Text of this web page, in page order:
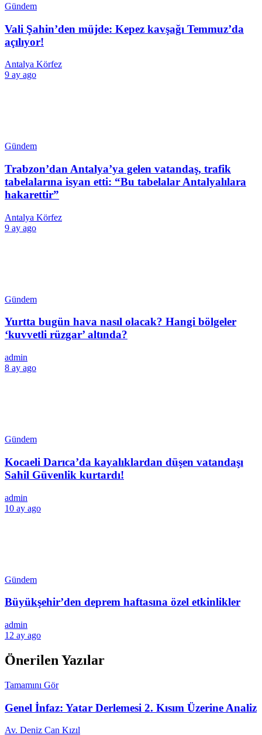
Gündem
Vali Şahin’den müjde: Kepez kavşağı Temmuz’da
açılıyor!
Antalya Körfez
9 ay ago
Gündem
Trabzon’dan Antalya’ya gelen vatandaş, trafik
tabelalarına isyan etti: “Bu tabelalar Antalyalılara
hakarettir”
Antalya Körfez
9 ay ago
Gündem
Yurtta bugün hava nasıl olacak? Hangi bölgeler
‘kuvvetli rüzgar’ altında?
admin
8 ay ago
Gündem
Kocaeli Darıca’da kayalıklardan düşen vatandaşı
Sahil Güvenlik kurtardı!
admin
10 ay ago
Gündem
Büyükşehir’den deprem haftasına özel etkinlikler
admin
12 ay ago
Önerilen Yazılar
Tamamını Gör
Genel İnfaz: Yatar Derlemesi 2. Kısım Üzerine Analiz
Av. Deniz Can Kızıl